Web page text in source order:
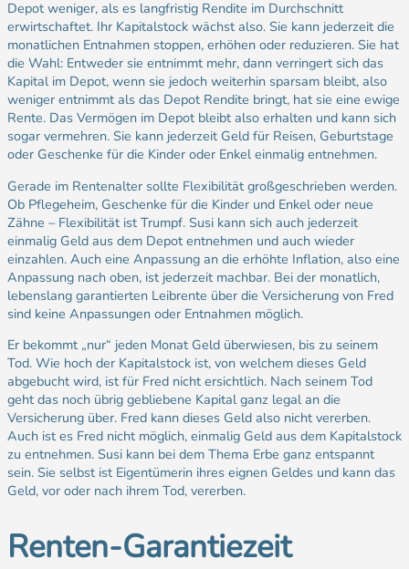
Depot weniger, als es langfristig Rendite im Durchschnitt
erwirtschaftet. Ihr Kapitalstock wächst also. Sie kann jederzeit die
monatlichen Entnahmen stoppen, erhöhen oder reduzieren. Sie hat
die Wahl: Entweder sie entnimmt mehr, dann verringert sich das
Kapital im Depot, wenn sie jedoch weiterhin sparsam bleibt, also
weniger entnimmt als das Depot Rendite bringt, hat sie eine ewige
Rente. Das Vermögen im Depot bleibt also erhalten und kann sich
sogar vermehren. Sie kann jederzeit Geld für Reisen, Geburtstage
oder Geschenke für die Kinder oder Enkel einmalig entnehmen.
Gerade im Rentenalter sollte Flexibilität großgeschrieben werden.
Ob Pflegeheim, Geschenke für die Kinder und Enkel oder neue
Zähne – Flexibilität ist Trumpf. Susi kann sich auch jederzeit
einmalig Geld aus dem Depot entnehmen und auch wieder
einzahlen. Auch eine Anpassung an die erhöhte Inflation, also eine
Anpassung nach oben, ist jederzeit machbar. Bei der monatlich,
lebenslang garantierten Leibrente über die Versicherung von Fred
sind keine Anpassungen oder Entnahmen möglich.
Er bekommt „nur“ jeden Monat Geld überwiesen, bis zu seinem
Tod. Wie hoch der Kapitalstock ist, von welchem dieses Geld
abgebucht wird, ist für Fred nicht ersichtlich. Nach seinem Tod
geht das noch übrig gebliebene Kapital ganz legal an die
Versicherung über. Fred kann dieses Geld also nicht vererben.
Auch ist es Fred nicht möglich, einmalig Geld aus dem Kapitalstock
zu entnehmen. Susi kann bei dem Thema Erbe ganz entspannt
sein. Sie selbst ist Eigentümerin ihres eignen Geldes und kann das
Geld, vor oder nach ihrem Tod, vererben.
Renten-Garantiezeit